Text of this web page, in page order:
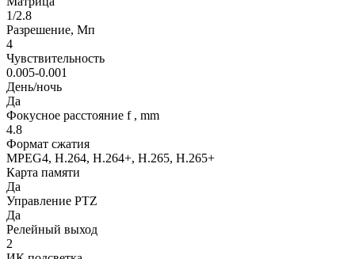
1/2.8
Разрешение, Мп
4
Чувствительность
0.005-0.001
День/ночь
Да
Фокусное расстояние f , mm
4.8
Формат сжатия
MPEG4, H.264, H.264+, H.265, H.265+
Карта памяти
Да
Управление PTZ
Да
Релейный выход
2